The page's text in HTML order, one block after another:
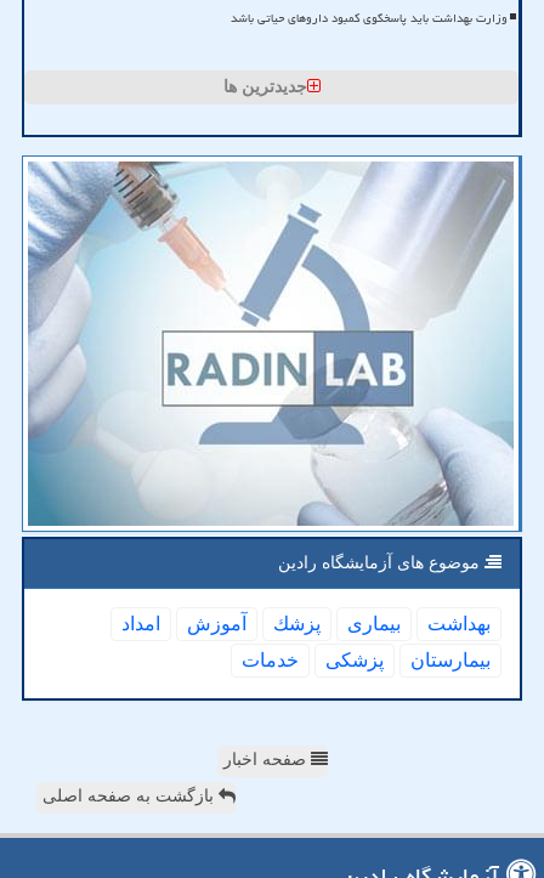
وزارت بهداشت باید پاسخگوی کمبود داروهای حیاتی باشد
جدیدترین ها
موضوع های آزمایشگاه رادین
بهداشت بیماری پزشك آموزش
امداد
بیمارستان
پزشكی خدمات
صفحه اخبار
بازگشت به صفحه اصلی